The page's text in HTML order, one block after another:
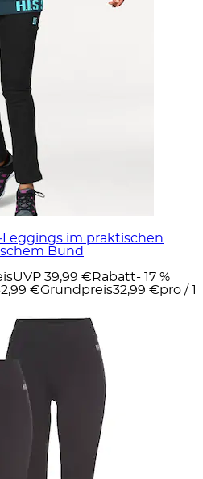
im praktischen
Bund
UVP 39,99 € Rabatt- 17 %
€Grundpreis32,99 €pro / 1